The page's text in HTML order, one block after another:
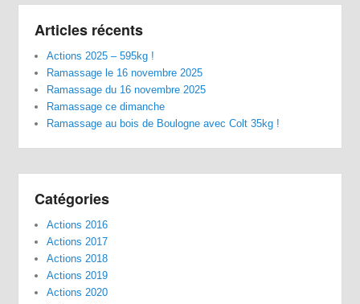
Articles récents
Actions 2025 – 595kg !
Ramassage le 16 novembre 2025
Ramassage du 16 novembre 2025
Ramassage ce dimanche
Ramassage au bois de Boulogne avec Colt 35kg !
Catégories
Actions 2016
Actions 2017
Actions 2018
Actions 2019
Actions 2020